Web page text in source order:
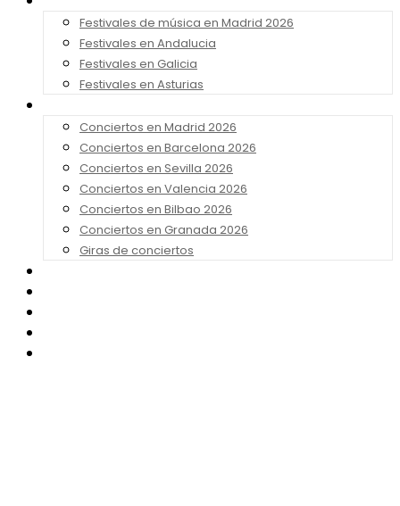
Festivales de música en Madrid 2026
Festivales en Andalucia
Festivales en Galicia
Festivales en Asturias
Conciertos en Madrid 2026
Conciertos en Barcelona 2026
Conciertos en Sevilla 2026
Conciertos en Valencia 2026
Conciertos en Bilbao 2026
Conciertos en Granada 2026
Giras de conciertos